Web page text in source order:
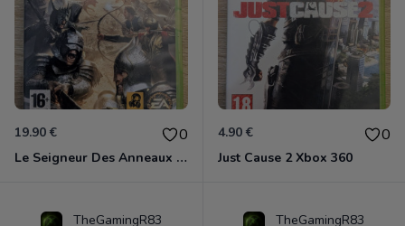
19.90 € 0
Le Seigneur Des Anneaux - L'âge Des Conquêtes Xbox 360
4.90 € 0
Just Cause 2 Xbox 360
TheGamingR83 TheGamingR83